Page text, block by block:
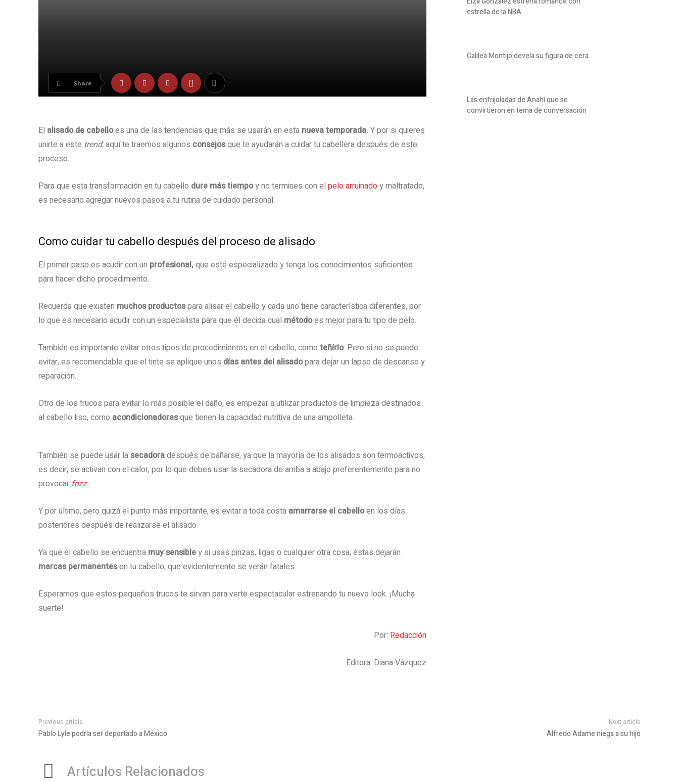
Share
El alisado de cabelloes una de las tendencias que más se usarán en esta nueva temporada.Y por si quieres
unirte a este trend,aquí te traemos algunos consejosque te ayudarán a cuidar tu cabellera después de este
proceso.
Para que esta transformación en tu cabello dure más tiempoy no termines con el pelo arruinadoy maltratado,
es necesario agregar nuevos pasos a tu rutina de cuidado personal.
Como cuidar tu cabello después del proceso de alisado
El primer paso es acudir con un profesional,que esté especializado y tenga los conocimientos suficientes
para hacer dicho procedimiento.
Recuerda que existen muchos productospara alisar el cabello y cada uno tiene característica diferentes, por
lo que es necesario acudir con un especialista para que él decida cual métodoes mejor para tu tipo de pelo.
También es importante evitar otros tipos de procedimientos en el cabello, como teñírlo. Pero si no se puede
evitar, es recomendable que el tinte se aplique unos días antes del alisadopara dejar un lapso de descanso y
reparación.
Otro de los trucos para evitar lo más posible el daño, es empezar a utilizar productos de limpieza destinados
al cabello liso, como acondicionadoresque tienen la capacidad nutritiva de una ampolleta.
También se puede usar lasecadoradespués de bañarse, ya que la mayoría de los alisados son termoactivos,
es decir, se activan con el calor, por lo que debes usar la secadora de arriba a abajo preferentemente para no
provocar frizz.
Y por último, pero quizá el punto más importante, es evitar a toda costa amarrarse el cabelloen los días
posteriores después de realizarse el alisado.
Ya que el cabello se encuentra muy sensibley si usas pinzas, ligas o cualquier otra cosa, éstas dejarán
marcas permanentesen tu cabello, que evidentemente se verán fatales.
Esperamos que estos pequeños trucos te sirvan para verte espectacular estrenando tu nuevo look. ¡Mucha
suerte!
Por: Redacción
Editora: Diana Vázquez
estrella de la NBA
Galilea Montijo devela su figura de cera
Las enfrijoladas de Anahí que se
convirtieron en tema de conversación
Previous article
Pablo Lyle podría ser deportado a México
Next article
Alfredo Adame niega a su hijo
Artículos Relacionados